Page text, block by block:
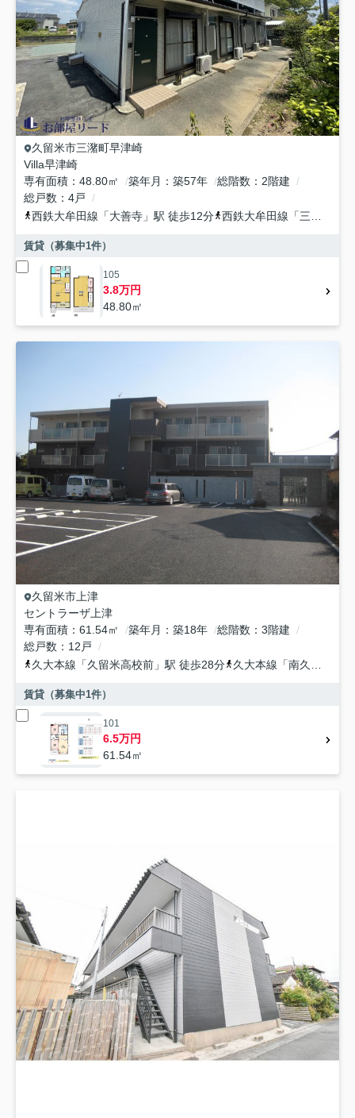
久留米市三潴町早津崎
Villa早津崎
専有面積
48.80㎡ 築年月 築57年 総階数
2階建
総戸数
4戸
西鉄大牟田線 「大善寺 」駅 徒歩12分 西鉄大牟田線 「三潴
賃貸（募集中1件）
105
3.8万円
48.80㎡
久留米市上津
セントラーザ上津
専有面積
61.54㎡ 築年月 築18年 総階数
3階建
総戸数
12戸
久大本線 「久留米高校前 」駅 徒歩28分 久大本線 「南久留米
賃貸（募集中1件）
101
6.5万円
61.54㎡